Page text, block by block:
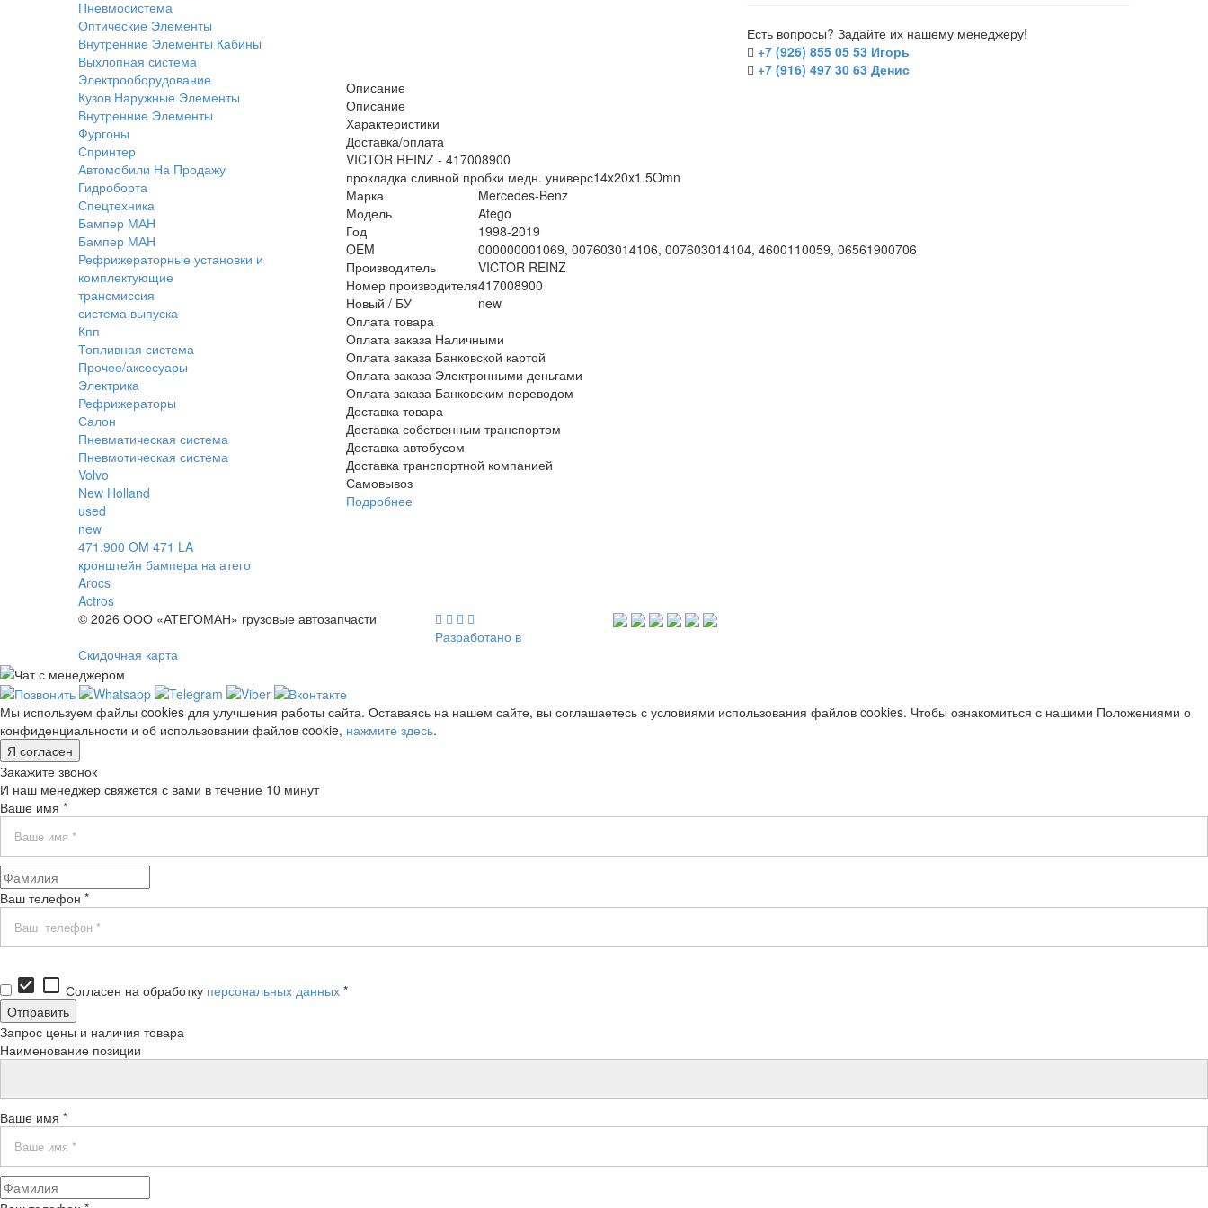
Есть вопросы? Задайте их нашему менеджеру!
+7 (926) 855 05 53 Игорь
+7 (916) 497 30 63 Денис
Описание
Описание
Характеристики
Доставка/оплата
VICTOR REINZ - 417008900
прокладка сливной пробки медн. универс14x20x1.5Omn
Марка
Mercedes-Benz
Модель
Atego
Год
1998-2019
OEM
000000001069, 007603014106, 007603014104, 4600110059, 06561900706
Производитель
VICTOR REINZ
Номер производителя417008900
Новый / БУ
new
Оплата товара
Оплата заказа Наличными
Оплата заказа Банковской картой
Оплата заказа Электронными деньгами
Оплата заказа Банковским переводом
Доставка товара
Доставка собственным транспортом
Доставка автобусом
Доставка транспортной компанией
Самовывоз
Подробнее
Пневмосистема
Оптические Элементы
Внутренние Элементы Кабины
Выхлопная система
Электрооборудование
Кузов Наружные Элементы
Внутренние Элементы
Фургоны
Спринтер
Автомобили На Продажу
Гидроборта
Спецтехника
Бампер МАН
Бампер МАН
Рефрижераторные установки и
комплектующие
трансмиссия
система выпуска
Кпп
Топливная система
Прочее/аксесуары
Электрика
Рефрижераторы
Салон
Пневматическая система
Пневмотическая система
Volvo
New Holland
used
new
471.900 OM 471 LA
кронштейн бампера на атего
Arocs
Actros
© 2026 ООО «АТЕГОМАН» грузовые автозапчасти
Разработано в
Скидочная карта
Мы используем файлы cookies для улучшения работы сайта. Оставаясь на нашем сайте, вы соглашаетесь с условиями использования файлов cookies. Чтобы ознакомиться с нашими Положениями о
конфиденциальности и об использовании файлов cookie, нажмите здесь.
Я согласен
Закажите звонок
И наш менеджер свяжется с вами в течение 10 минут
Ваше имя *
Ваш телефон *
check_box check_box_outline_blank Согласен на обработку персональных данных *
Запрос цены и наличия товара
Наименование позиции
Ваше имя *